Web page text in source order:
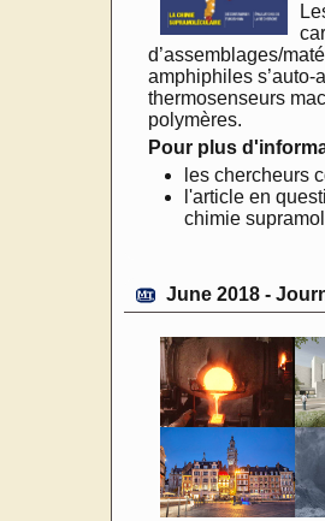
d’assemblages/
amphiphiles
thermosenseurs
polymères.
Pour plus
les chercheurs
l'article en
chimie
June 2018 -